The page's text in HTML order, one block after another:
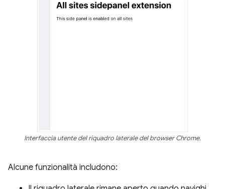
Interfaccia utente del riquadro laterale del browser Chrome.
Alcune funzionalità includono: